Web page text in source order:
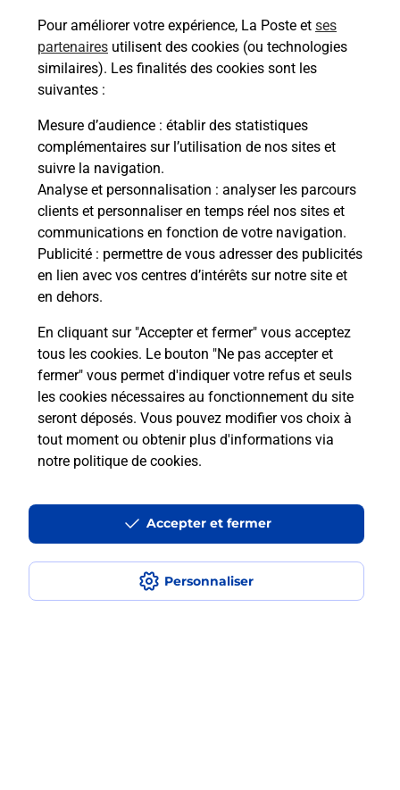
Pour améliorer votre expérience, La Poste et ses
partenaires utilisent des cookies (ou technologies
similaires). Les finalités des cookies sont les
suivantes :
Mesure d’audience : établir des statistiques
complémentaires sur l’utilisation de nos sites et
suivre la navigation.
Analyse et personnalisation : analyser les parcours
clients et personnaliser en temps réel nos sites et
communications en fonction de votre navigation.
Publicité : permettre de vous adresser des publicités
en lien avec vos centres d’intérêts sur notre site et
en dehors.
En cliquant sur "Accepter et fermer" vous acceptez
tous les cookies. Le bouton "Ne pas accepter et
fermer" vous permet d'indiquer votre refus et seuls
les cookies nécessaires au fonctionnement du site
seront déposés. Vous pouvez modifier vos choix à
tout moment ou obtenir plus d'informations via
notre politique de cookies.
Personnaliser
Accepter et fermer
Recherchez un autre point de contact
Questions fréquemment posées
Quel réseau utilise La Poste Mobile ?
Est-ce que je peux garder mon
numéro de mobile gratuitement ?
Est-ce que je peux bénéficier de la 5G
avec La Poste Mobile ?
Est-ce que je peux utiliser mon forfait
à l’étranger avec La Poste Mobile ?
Est-ce que je peux payer mon
fois avec La Poste Mobile ?
Est-ce que je peux assurer mon
smartphone Samsung ?